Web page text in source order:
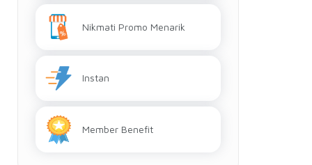
Nikmati Promo Menarik
Instan
Member Benefit